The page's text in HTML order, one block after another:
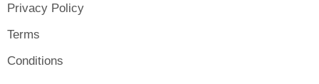
Privacy Policy
Terms
Conditions